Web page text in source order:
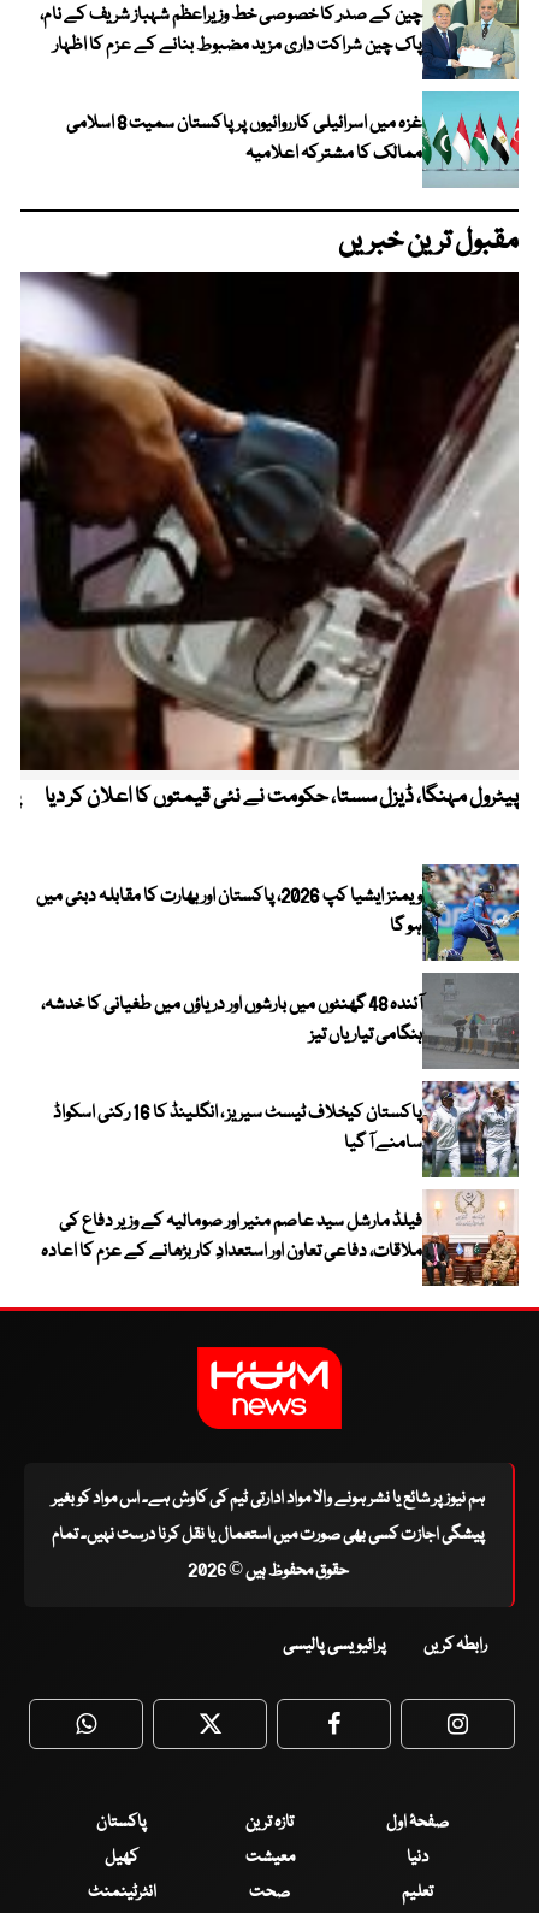
چین کے صدر کا خصوصی خط وزیراعظم شہباز شریف کے نام،
پاک چین شراکت داری مزید مضبوط بنانے کے عزم کا اظہار
غزہ میں اسرائیلی کارروائیوں پر پاکستان سمیت 8 اسلامی
ممالک کا مشترکہ اعلامیہ
مقبول ترین خبریں
پیٹرول مہنگا، ڈیزل سستا، حکومت نے نئی قیمتوں کا اعلان کر دیا
ویمنز ایشیا کپ 2026، پاکستان اور بھارت کا مقابلہ دبئی میں
ہو گا
آئندہ 48 گھنٹوں میں بارشوں اور دریاؤں میں طغیانی کا خدشہ،
ہنگامی تیاریاں تیز
پاکستان کیخلاف ٹیسٹ سیریز ، انگلینڈ کا 16 رکنی اسکواڈ
سامنے آ گیا
فیلڈ مارشل سید عاصم منیر اور صومالیہ کے وزیر دفاع کی
ملاقات، دفاعی تعاون اور استعدادِ کار بڑھانے کے عزم کا اعادہ
ہم نیوز پر شائع یا نشر ہونے والا مواد ادارتی ٹیم کی کاوش ہے۔ اس مواد کو بغیر
پیشگی اجازت کسی بھی صورت میں استعمال یا نقل کرنا درست نہیں۔ تمام
حقوق محفوظ ہیں © 2026
رابطہ کریں پرائیویسی پالیسی
WhatsApp Twitter Facebook
صفحۂ اول تازہ ترین
پاکستان
دنیا
معیشت
کھیل
تعلیم
صحت انٹرٹینمنٹ